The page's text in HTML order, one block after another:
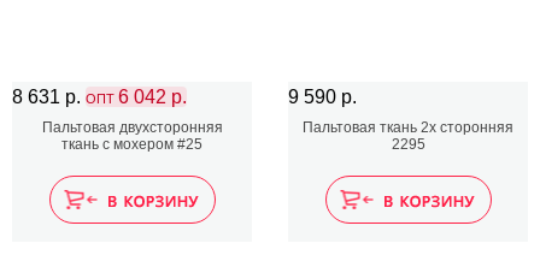
8 631 р. ОПТ 6 042 р.
Пальтовая двухсторонняя
ткань с мохером #25
9 590 р.
Пальтовая ткань 2х сторонняя
2295